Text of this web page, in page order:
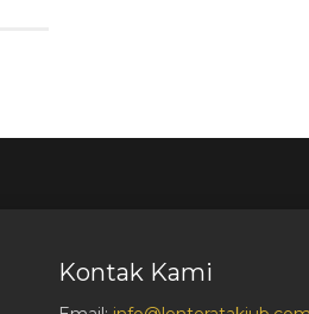
Kontak Kami